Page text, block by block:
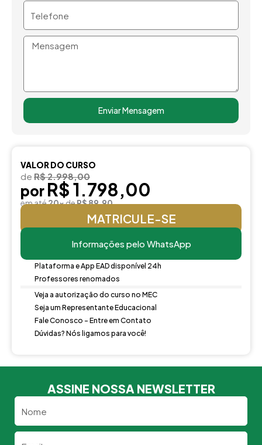
Mensagem
Enviar Mensagem
VALOR DO CURSO
de R$ 2.998,00
por R$ 1.798,00
em até20xdeR$ 89,90
MATRICULE-SE
Informações pelo WhatsApp
Plataforma e App EAD disponível 24h
Professores renomados
Veja a autorização do curso no MEC
Seja um Representante Educacional
Fale Conosco - Entre em Contato
Dúvidas? Nós ligamos para você!
ASSINE NOSSA NEWSLETTER